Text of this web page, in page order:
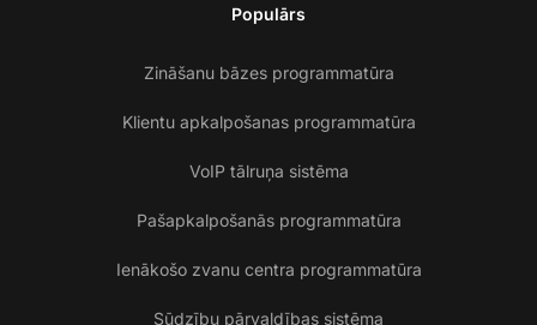
Populārs
Zināšanu bāzes programmatūra
Klientu apkalpošanas programmatūra
VoIP tālruņa sistēma
Pašapkalpošanās programmatūra
Ienākošo zvanu centra programmatūra
Sūdzību pārvaldības sistēma